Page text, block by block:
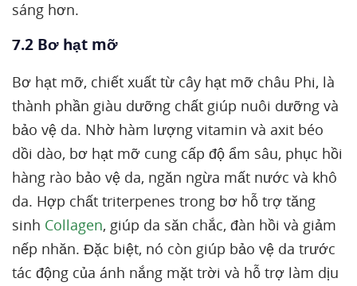
sáng hơn.
7.2 Bơ hạt mỡ
Bơ hạt mỡ, chiết xuất từ cây hạt mỡ châu Phi, là
thành phần giàu dưỡng chất giúp nuôi dưỡng và
bảo vệ da. Nhờ hàm lượng vitamin và axit béo
dồi dào, bơ hạt mỡ cung cấp độ ẩm sâu, phục hồi
hàng rào bảo vệ da, ngăn ngừa mất nước và khô
da. Hợp chất triterpenes trong bơ hỗ trợ tăng
sinh Collagen, giúp da săn chắc, đàn hồi và giảm
nếp nhăn. Đặc biệt, nó còn giúp bảo vệ da trước
tác động của ánh nắng mặt trời và hỗ trợ làm dịu